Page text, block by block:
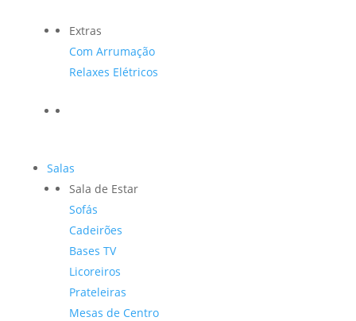
Extras
Com Arrumação
Relaxes Elétricos
Salas
Sala de Estar
Sofás
Cadeirões
Bases TV
Licoreiros
Prateleiras
Mesas de Centro